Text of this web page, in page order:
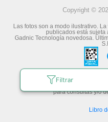
Filtrar
Copyright ©
Las fotos son a modo ilustrativo.
publicados está sujeta
Gadnic Tecnología novedosa.
Botón de
Defensa de las
para consultas y/o
Libro